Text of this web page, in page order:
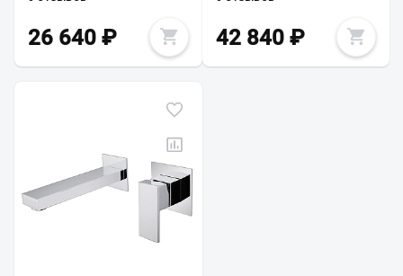
26 640 ₽ 42 840₽